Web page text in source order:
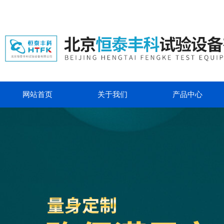
网站首页 关于我们 产品中心